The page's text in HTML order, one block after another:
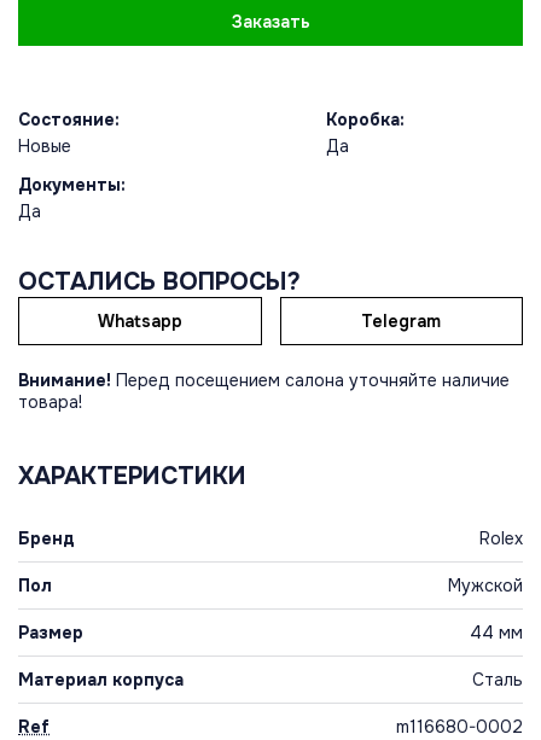
Заказать
Состояние:
Новые
Коробка:
Да
Документы:
Да
ОСТАЛИСЬ ВОПРОСЫ?
Whatsapp Telegram
Внимание! Перед посещением салона уточняйте наличие
товара!
ХАРАКТЕРИСТИКИ
Бренд Rolex
Пол Мужской
Размер 44 мм
Материал корпуса Сталь
Ref m116680-0002